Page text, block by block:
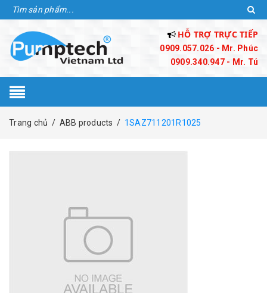
HỖ TRỢ TRỰC TIẾP
0909.057.026 - Mr. Phúc
0909.340.947 - Mr. Tú
Trang chủ / ABB products / 1SAZ711201R1025